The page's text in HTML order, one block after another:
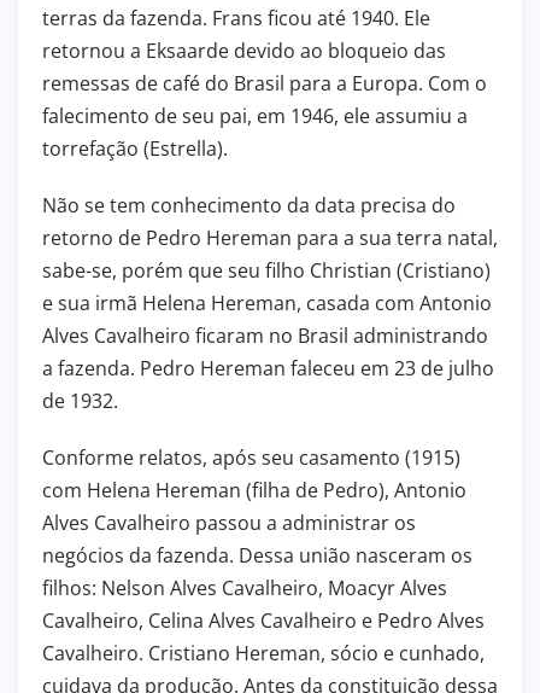
terras da fazenda. Frans ficou até 1940. Ele
retornou a Eksaarde devido ao bloqueio das
remessas de café do Brasil para a Europa. Com o
falecimento de seu pai, em 1946, ele assumiu a
torrefação (Estrella).
Não se tem conhecimento da data precisa do
retorno de Pedro Hereman para a sua terra natal,
sabe-se, porém que seu filho Christian (Cristiano)
e sua irmã Helena Hereman, casada com Antonio
Alves Cavalheiro ficaram no Brasil administrando
a fazenda. Pedro Hereman faleceu em 23 de julho
de 1932.
Conforme relatos, após seu casamento (1915)
com Helena Hereman (filha de Pedro), Antonio
Alves Cavalheiro passou a administrar os
negócios da fazenda. Dessa união nasceram os
filhos: Nelson Alves Cavalheiro, Moacyr Alves
Cavalheiro, Celina Alves Cavalheiro e Pedro Alves
Cavalheiro. Cristiano Hereman, sócio e cunhado,
cuidava da produção. Antes da constituição dessa